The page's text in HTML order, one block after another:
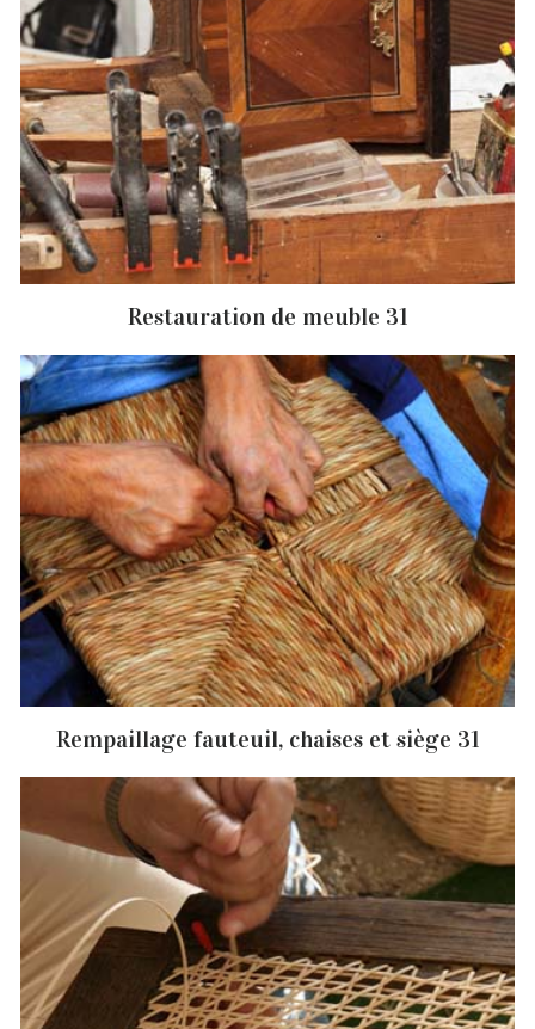
Restauration de meuble 31
Rempaillage fauteuil, chaises et siège 31